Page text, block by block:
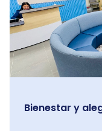
Bienestar y